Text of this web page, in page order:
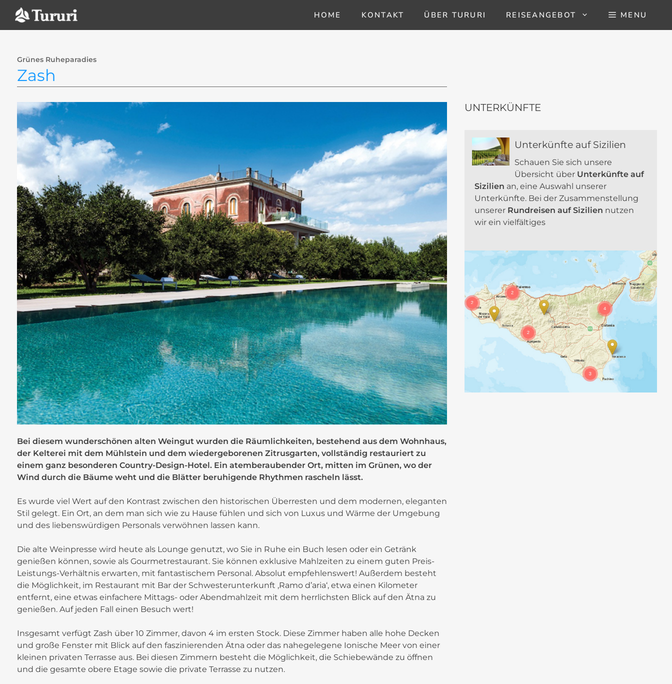
Inhalt
springen
HOME KONTAKT ÜBER TURURI REISEANGEBOT MENU
Grünes Ruheparadies
Zash
Bei diesem wunderschönen alten Weingut wurden die Räumlichkeiten, bestehend aus dem Wohnhaus,
der Kelterei mit dem Mühlstein und dem wiedergeborenen Zitrusgarten, vollständig restauriert zu
einem ganz besonderen Country-Design-Hotel. Ein atemberaubender Ort, mitten im Grünen, wo der
Wind durch die Bäume weht und die Blätter beruhigende Rhythmen rascheln lässt.
Es wurde viel Wert auf den Kontrast zwischen den historischen Überresten und dem modernen, eleganten
Stil gelegt. Ein Ort, an dem man sich wie zu Hause fühlen und sich von Luxus und Wärme der Umgebung
und des liebenswürdigen Personals verwöhnen lassen kann.
Die alte Weinpresse wird heute als Lounge genutzt, wo Sie in Ruhe ein Buch lesen oder ein Getränk
genießen können, sowie als Gourmetrestaurant. Sie können exklusive Mahlzeiten zu einem guten Preis-
Leistungs-Verhältnis erwarten, mit fantastischem Personal. Absolut empfehlenswert! Außerdem besteht
die Möglichkeit, im Restaurant mit Bar der Schwesterunterkunft ‚Ramo d’aria‘, etwa einen Kilometer
entfernt, eine etwas einfachere Mittags- oder Abendmahlzeit mit dem herrlichsten Blick auf den Ätna zu
genießen. Auf jeden Fall einen Besuch wert!
+
−
Insgesamt verfügt Zash über 10 Zimmer, davon 4 im ersten Stock. Diese Zimmer haben alle hohe Decken
und große Fenster mit Blick auf den faszinierenden Ätna oder das nahegelegene Ionische Meer von einer
kleinen privaten Terrasse aus. Bei diesen Zimmern besteht die Möglichkeit, die Schiebewände zu öffnen
und die gesamte obere Etage sowie die private Terrasse zu nutzen.
UNTERKÜNFTE
Unterkünfte auf Sizilien
Schauen Sie sich unsere
Übersicht über Unterkünfte auf
Sizilien an, eine Auswahl unserer
Unterkünfte. Bei der Zusammenstellung
unserer Rundreisen auf Sizilien nutzen
wir ein vielfältiges